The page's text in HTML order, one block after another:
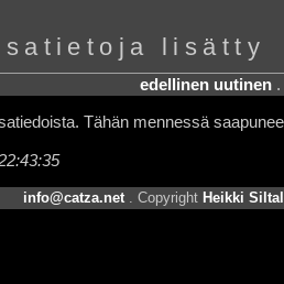
lisätty
edellinen uutinen.
Tähän mennessä
info@catza.net. Copyright Heikki